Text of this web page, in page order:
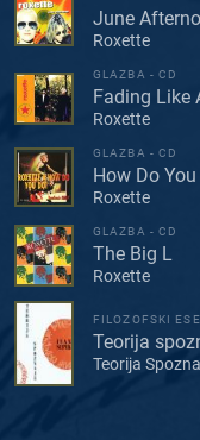
June
Roxette
GLAZBA - CD
Fading Like
Roxette
GLAZBA - CD
How Do You
Roxette
GLAZBA - CD
The Big L
Roxette
FILOZOFSKI
Teorija
Teorija